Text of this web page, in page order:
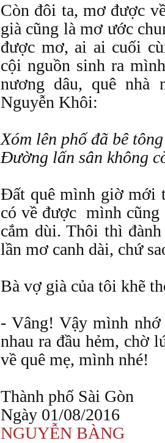
Còn đôi ta, mơ được
già cũng là mơ ước
được mơ, ai ai cuối
cội nguồn sinh ra
nương dâu, quê nhà
Nguyễn Khôi:
Xóm lên phố đã bê
Đường lấn sân không
Đất quê mình giờ mới
có về được mình cũng
cắm dùi. Thôi thì
lần mơ canh dài, chứ
Bà vợ già của tôi khẽ
- Vâng! Vậy mình
nhau ra đầu hẻm, chờ
về quê mẹ, mình nhé!
Thành phố Sài Gòn
Ngày 01/08/2016
NGUYỄN BÀNG